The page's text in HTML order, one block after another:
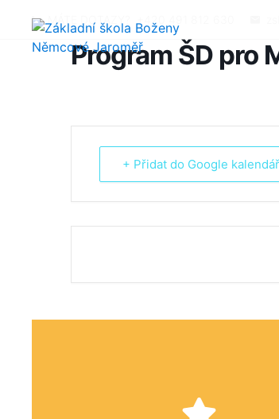
MÁTE DOTAZY? +420 491 812 630
Program ŠD pro
+ Přidat do Google